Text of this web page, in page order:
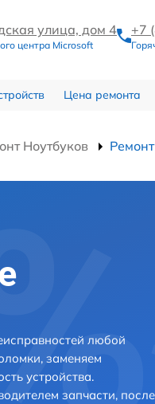
улица, дом 4
центра Microsoft
+7
Цена ремонта
Ноутбуков
любой
заменяем
устройства.
запчасти, после